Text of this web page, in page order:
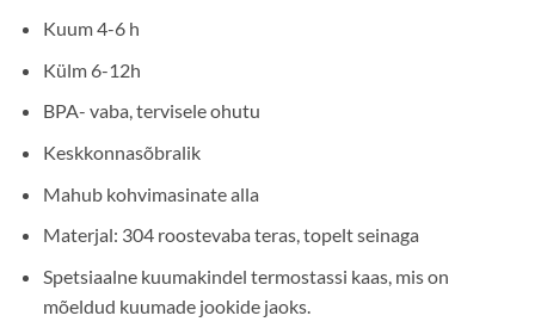
Kuum 4-6 h
Külm 6-12h
BPA- vaba, tervisele ohutu
Keskkonnasõbralik
Mahub kohvimasinate alla
Materjal: 304 roostevaba teras, topelt seinaga
Spetsiaalne kuumakindel termostassi kaas, mis on
mõeldud kuumade jookide jaoks.